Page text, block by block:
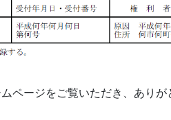
ページをご覧いただき、ありが